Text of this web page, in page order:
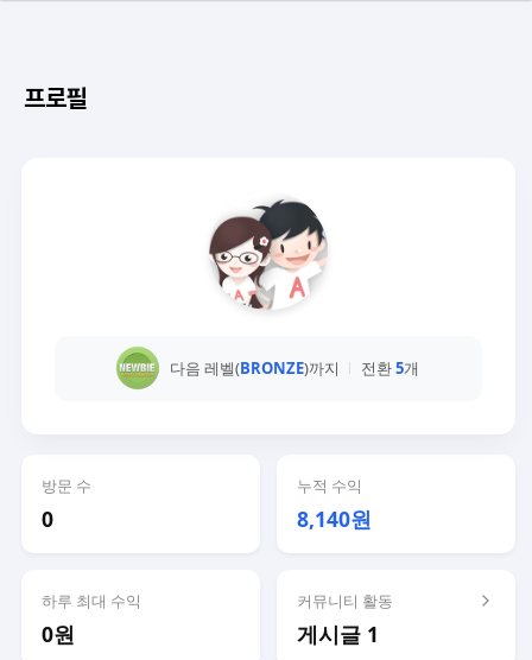
프로필
다음 레벨(BRONZE)까지 전환5개
방문 수
0
누적 수익
8,140원
하루 최대 수익
0원
커뮤니티 활동
게시글 1